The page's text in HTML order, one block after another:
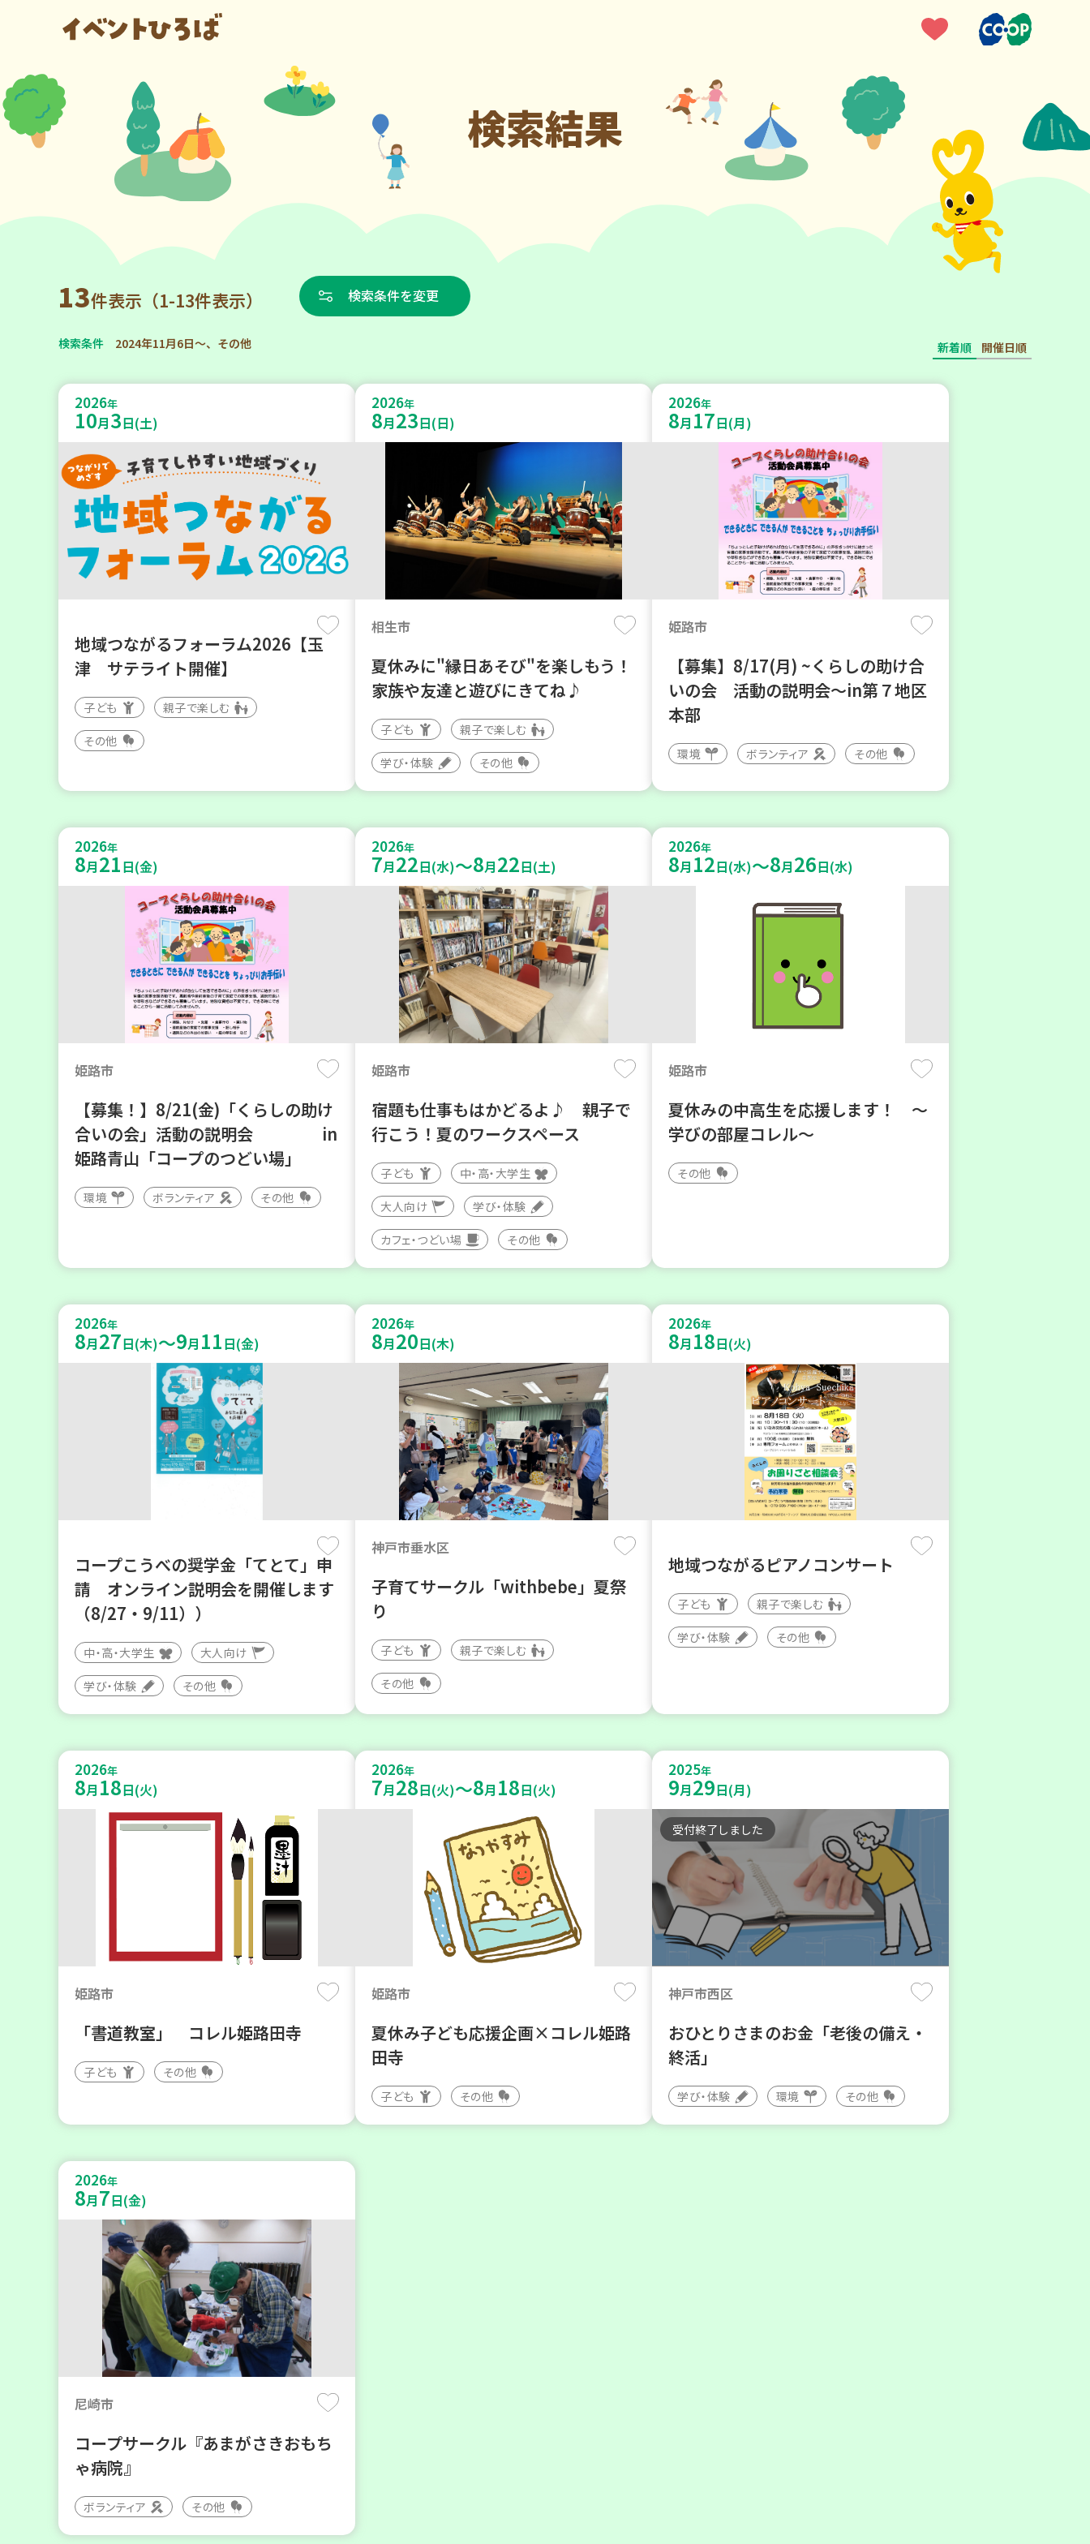
検索結果
13件表示（1-13件表示） 検索条件を変更
検索条件 2024年11月6日～、その他 新着順 開催日順
2026年
10月3日(土)
地域つながるフォーラム2026【玉
津 サテライト開催】
子ども 親子で楽しむ
その他
2026年
8月23日(日)
相生市
夏休みに"縁日あそび"を楽しもう！
家族や友達と遊びにきてね♪
子ども 親子で楽しむ
学び・体験 その他
2026年
8月 17日(月)
姫路市
【募集】8/17(月) ~くらしの助け合
いの会 活動の説明会～in第７地区
本部
環境 ボランティア その他
2026年
8月21日(金)
姫路市
【募集！】8/21(金)「くらしの助け
合いの会」活動の説明会 in
姫路青山「コープのつどい場」
環境 ボランティア その他
2026年
7月22日(水)～8月22日(土)
姫路市
宿題も仕事もはかどるよ♪ 親子で
行こう！夏のワークスペース
子ども 中・高・大学生
大人向け 学び・体験
カフェ・つどい場 その他
2026年
8月 12日(水)～8月26日(水)
姫路市
夏休みの中高生を応援します！ ～
学びの部屋コレル～
その他
2026年
8月27日(木)～9月 11日(金)
コープこうべの奨学金「てとて」申
請 オンライン説明会を開催します
（8/27・9/11））
中・高・大学生 大人向け
学び・体験 その他
2026年
8月20日(木)
神戸市垂水区
子育てサークル「withbebe」夏祭
り
子ども 親子で楽しむ
その他
2026年
8月 18日(火)
地域つながるピアノコンサート
子ども 親子で楽しむ
学び・体験 その他
2026年
8月 18日(火)
姫路市
「書道教室」 コレル姫路田寺
子ども その他
2026年
7月28日(火)～8月 18日(火)
姫路市
夏休み子ども応援企画×コレル姫路
田寺
子ども その他
2025年
9月29日(月)
受付終了しました
神戸市西区
おひとりさまのお金「老後の備え・
終活」
学び・体験 環境 その他
2026年
8月7日(金)
尼崎市
コープサークル『あまがさきおもち
ゃ病院』
ボランティア その他